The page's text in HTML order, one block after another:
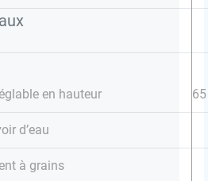
en hauteur
d’eau
à grains